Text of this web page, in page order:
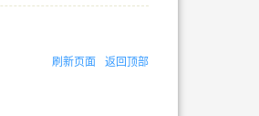
刷新页面 返回顶部